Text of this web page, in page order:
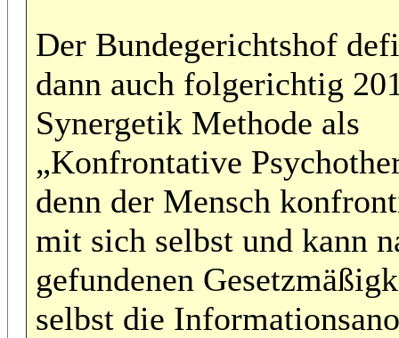
Der Bundegerichtshof
dann auch folgerichtig
Synergetik Methode als
„Konfrontative
denn der Mensch
mit sich selbst und kann
gefundenen
selbst die